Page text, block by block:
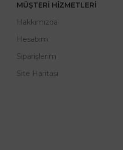
MÜŞTERI HIZMETLERI
Hakkımızda
Hesabım
Siparişlerim
Site Haritası